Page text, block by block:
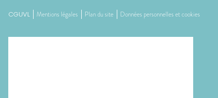
CGUVL Mentions légales Plan du site Données personnelles et cookies